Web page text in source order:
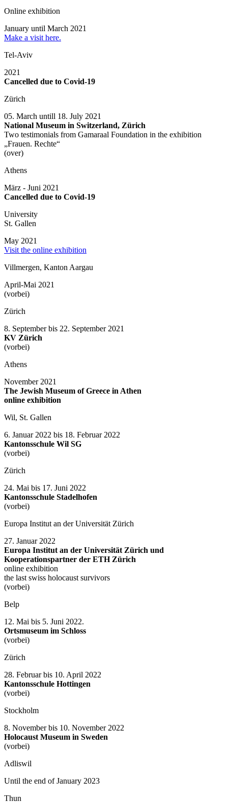
Online exhibition
January until March 2021
Make a visit here.
Tel-Aviv
2021
Cancelled due to Covid-19
Zürich
05. March untill 18. July 2021
National Museum in Switzerland, Zürich
Two testimonials from Gamaraal Foundation in the exhibition
„Frauen. Rechte“
(over)
Athens
März - Juni 2021
Cancelled due to Covid-19
University
St. Gallen
May 2021
Visit the online exhibition
Villmergen, Kanton Aargau
April-Mai 2021
(vorbei)
Zürich
8. September bis 22. September 2021
KV Zürich
(vorbei)
Athens
November 2021
The Jewish Museum of Greece in Athen
online exhibition
Wil, St. Gallen
6. Januar 2022 bis 18. Februar 2022
Kantonsschule Wil SG
(vorbei)
Zürich
24. Mai bis 17. Juni 2022
Kantonsschule Stadelhofen
(vorbei)
Europa Institut an der Universität Zürich
27. Januar 2022
Europa Institut an der Universität Zürich und
Kooperationspartner der ETH Zürich
online exhibition
the last swiss holocaust survivors
(vorbei)
Belp
12. Mai bis 5. Juni 2022.
Ortsmuseum im Schloss
(vorbei)
Zürich
28. Februar bis 10. April 2022
Kantonsschule Hottingen
(vorbei)
Stockholm
8. November bis 10. November 2022
Holocaust Museum in Sweden
(vorbei)
Adliswil
Until the end of January 2023
Thun